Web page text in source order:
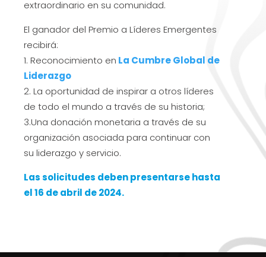
extraordinario en su comunidad.
El ganador del Premio a Líderes Emergentes
recibirá:
1. Reconocimiento en La Cumbre Global de
Liderazgo
2. La oportunidad de inspirar a otros líderes
de todo el mundo a través de su historia;
3.Una donación monetaria a través de su
organización asociada para continuar con
su liderazgo y servicio.
Las solicitudes deben presentarse hasta
el 16 de abril de 2024.